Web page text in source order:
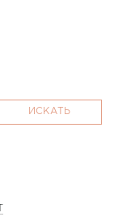
ИСКАТЬ